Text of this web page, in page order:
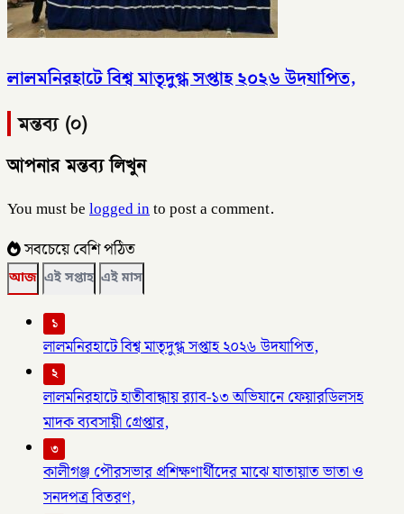
লালমনিরহাটে বিশ্ব মাতৃদুগ্ধ সপ্তাহ ২০২৬ উদযাপিত,
মন্তব্য (০)
আপনার মন্তব্য লিখুন
You must belogged into post a comment.
সবচেয়ে বেশি পঠিত
আজ এই সপ্তাহ এই মাস
১
লালমনিরহাটে বিশ্ব মাতৃদুগ্ধ সপ্তাহ ২০২৬ উদযাপিত,
২
লালমনিরহাটে হাতীবান্ধায় র‌্যাব-১৩ অভিযানে ফেয়ারডিলসহ
মাদক ব্যবসায়ী গ্রেপ্তার,
৩
কালীগঞ্জ পৌরসভার প্রশিক্ষণার্থীদের মাঝে যাতায়াত ভাতা ও
সনদপত্র বিতরণ,